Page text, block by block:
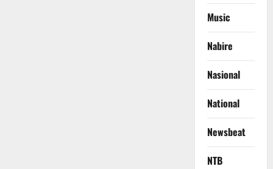
Music
Nabire
Nasional
National
Newsbeat
NTB